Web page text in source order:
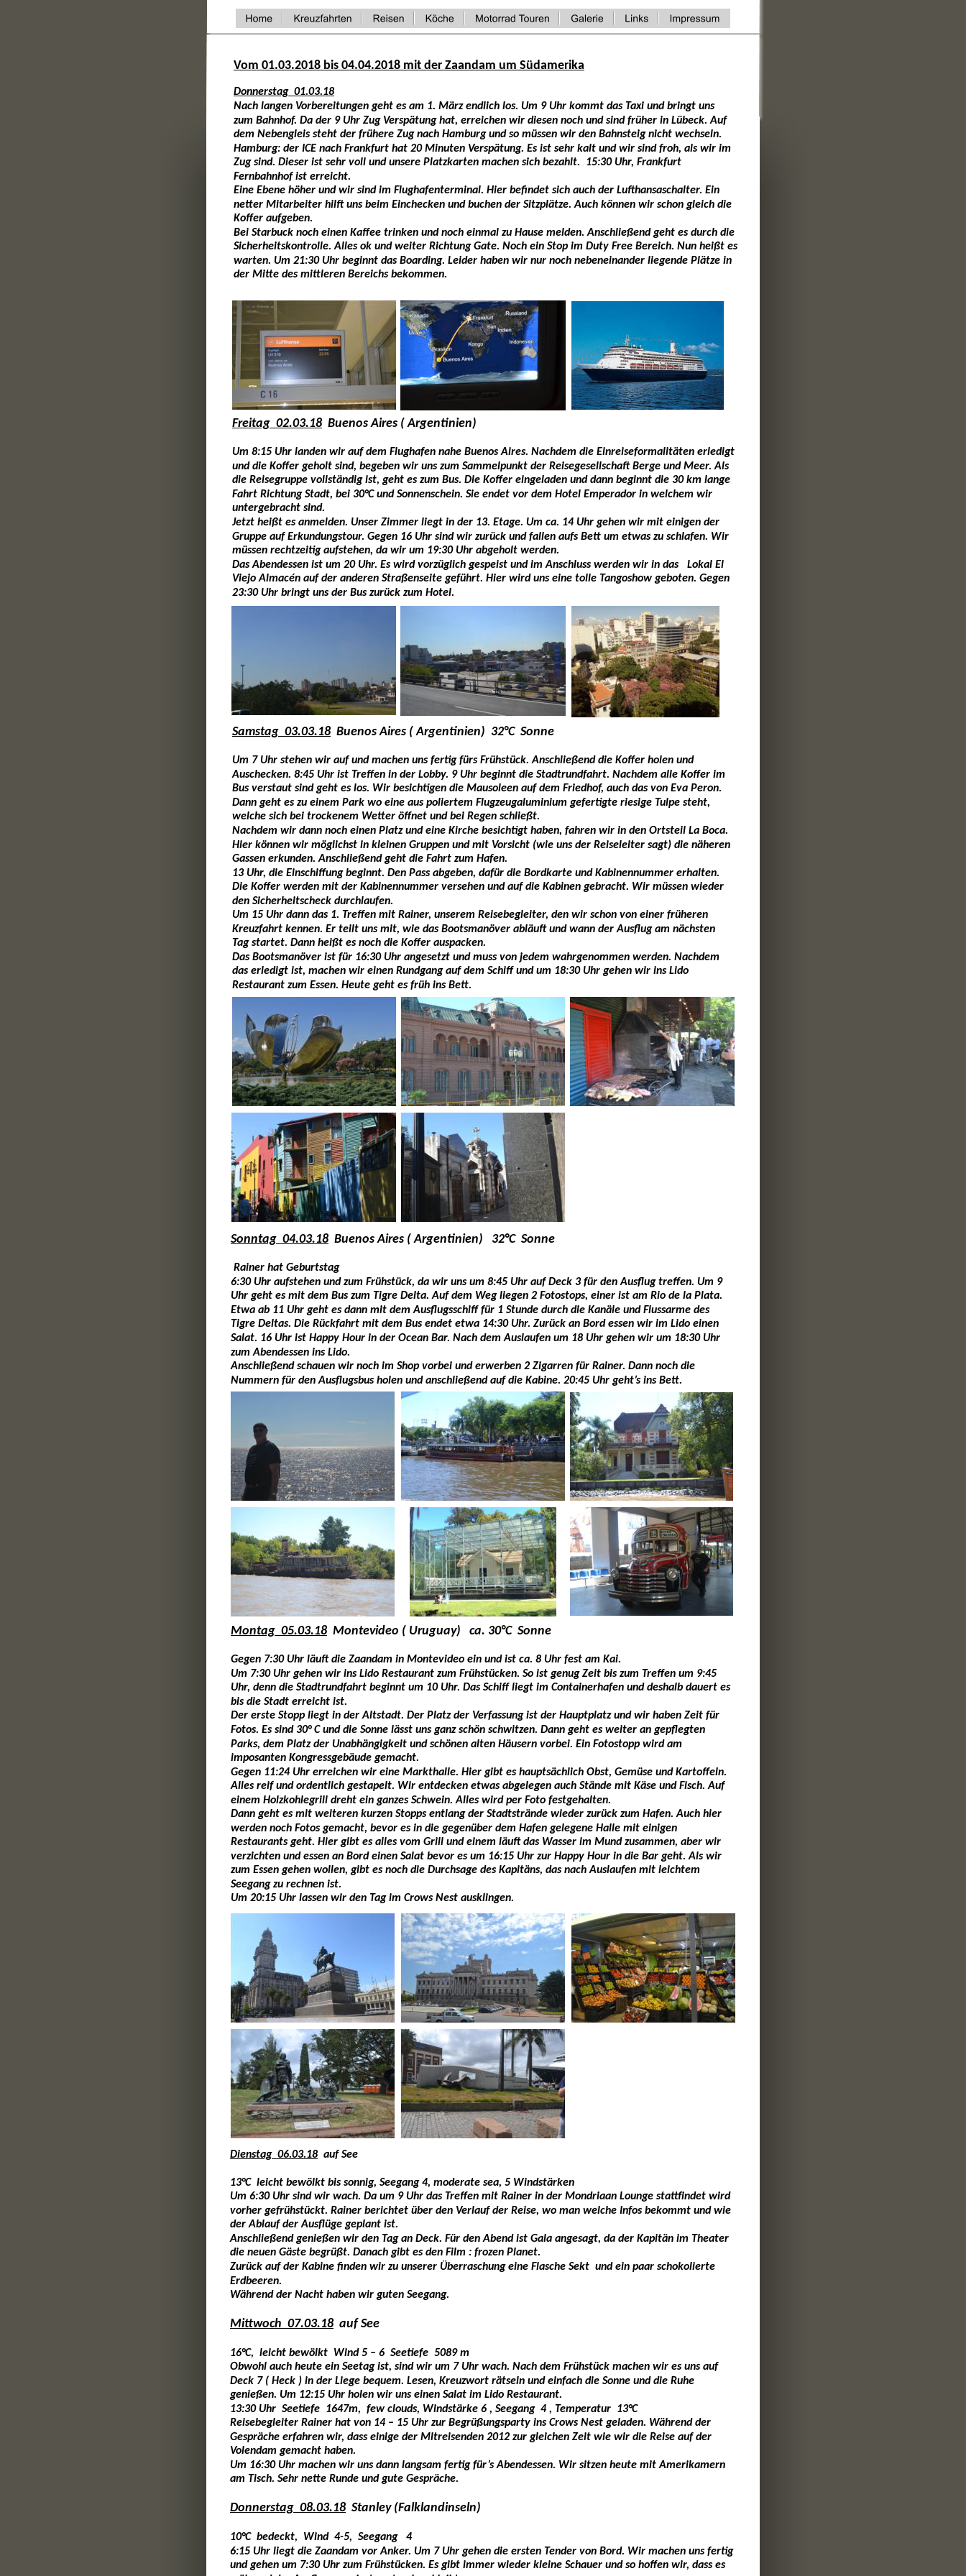
Vom 01.03.2018 bis 04.04.2018 mit der Zaandam um Südamerika
Donnerstag  01.03.18
Nach langen Vorbereitungen geht es am 1. März endlich los. Um 9 Uhr kommt das Taxi und bringt uns
zum Bahnhof. Da der 9 Uhr Zug Verspätung hat, erreichen wir diesen noch und sind früher in Lübeck. Auf
dem Nebengleis steht der frühere Zug nach Hamburg und so müssen wir den Bahnsteig nicht wechseln.
Hamburg: der ICE nach Frankfurt hat 20 Minuten Verspätung. Es ist sehr kalt und wir sind froh, als wir im
Zug sind. Dieser ist sehr voll und unsere Platzkarten machen sich bezahlt.  15:30 Uhr, Frankfurt
Fernbahnhof ist erreicht.
Eine Ebene höher und wir sind im Flughafenterminal. Hier befindet sich auch der Lufthansaschalter. Ein
netter Mitarbeiter hilft uns beim Einchecken und buchen der Sitzplätze. Auch können wir schon gleich die
Koffer aufgeben.
Bei Starbuck noch einen Kaffee trinken und noch einmal zu Hause melden. Anschließend geht es durch die
Sicherheitskontrolle. Alles ok und weiter Richtung Gate. Noch ein Stop im Duty Free Bereich. Nun heißt es
warten. Um 21:30 Uhr beginnt das Boarding. Leider haben wir nur noch nebeneinander liegende Plätze in
der Mitte des mittleren Bereichs bekommen.
Freitag  02.03.18 Buenos Aires ( Argentinien)
Um 8:15 Uhr landen wir auf dem Flughafen nahe Buenos Aires. Nachdem die Einreiseformalitäten erledigt
und die Koffer geholt sind, begeben wir uns zum Sammelpunkt der Reisegesellschaft Berge und Meer. Als
die Reisegruppe vollständig ist, geht es zum Bus. Die Koffer eingeladen und dann beginnt die 30 km lange
Fahrt Richtung Stadt, bei 30°C und Sonnenschein. Sie endet vor dem Hotel Emperador in welchem wir
untergebracht sind.
Jetzt heißt es anmelden. Unser Zimmer liegt in der 13. Etage. Um ca. 14 Uhr gehen wir mit einigen der
Gruppe auf Erkundungstour. Gegen 16 Uhr sind wir zurück und fallen aufs Bett um etwas zu schlafen. Wir
müssen rechtzeitig aufstehen, da wir um 19:30 Uhr abgeholt werden.
Das Abendessen ist um 20 Uhr. Es wird vorzüglich gespeist und im Anschluss werden wir in das   Lokal El
Viejo Almacén auf der anderen Straßenseite geführt. Hier wird uns eine tolle Tangoshow geboten. Gegen
23:30 Uhr bringt uns der Bus zurück zum Hotel.
Samstag  03.03.18 Buenos Aires ( Argentinien)  32°C  Sonne
Um 7 Uhr stehen wir auf und machen uns fertig fürs Frühstück. Anschließend die Koffer holen und
Auschecken. 8:45 Uhr ist Treffen in der Lobby. 9 Uhr beginnt die Stadtrundfahrt. Nachdem alle Koffer im
Bus verstaut sind geht es los. Wir besichtigen die Mausoleen auf dem Friedhof, auch das von Eva Peron.
Dann geht es zu einem Park wo eine aus poliertem Flugzeugaluminium gefertigte riesige Tulpe steht,
welche sich bei trockenem Wetter öffnet und bei Regen schließt.
Nachdem wir dann noch einen Platz und eine Kirche besichtigt haben, fahren wir in den Ortsteil La Boca.
Hier können wir möglichst in kleinen Gruppen und mit Vorsicht (wie uns der Reiseleiter sagt) die näheren
Gassen erkunden. Anschließend geht die Fahrt zum Hafen.
13 Uhr, die Einschiffung beginnt. Den Pass abgeben, dafür die Bordkarte und Kabinennummer erhalten.
Die Koffer werden mit der Kabinennummer versehen und auf die Kabinen gebracht. Wir müssen wieder
den Sicherheitscheck durchlaufen.
Um 15 Uhr dann das 1. Treffen mit Rainer, unserem Reisebegleiter, den wir schon von einer früheren
Kreuzfahrt kennen. Er teilt uns mit, wie das Bootsmanöver abläuft und wann der Ausflug am nächsten
Tag startet. Dann heißt es noch die Koffer auspacken.
Das Bootsmanöver ist für 16:30 Uhr angesetzt und muss von jedem wahrgenommen werden. Nachdem
das erledigt ist, machen wir einen Rundgang auf dem Schiff und um 18:30 Uhr gehen wir ins Lido
Restaurant zum Essen. Heute geht es früh ins Bett.
Sonntag  04.03.18 Buenos Aires ( Argentinien)   32°C  Sonne
Rainer hat Geburtstag
6:30 Uhr aufstehen und zum Frühstück, da wir uns um 8:45 Uhr auf Deck 3 für den Ausflug treffen. Um 9
Uhr geht es mit dem Bus zum Tigre Delta. Auf dem Weg liegen 2 Fotostops, einer ist am Rio de la Plata.
Etwa ab 11 Uhr geht es dann mit dem Ausflugsschiff für 1 Stunde durch die Kanäle und Flussarme des
Tigre Deltas. Die Rückfahrt mit dem Bus endet etwa 14:30 Uhr. Zurück an Bord essen wir im Lido einen
Salat. 16 Uhr ist Happy Hour in der Ocean Bar. Nach dem Auslaufen um 18 Uhr gehen wir um 18:30 Uhr
zum Abendessen ins Lido.
Anschließend schauen wir noch im Shop vorbei und erwerben 2 Zigarren für Rainer. Dann noch die
Nummern für den Ausflugsbus holen und anschließend auf die Kabine. 20:45 Uhr geht’s ins Bett.
Montag  05.03.18 Montevideo ( Uruguay)   ca. 30°C  Sonne
Gegen 7:30 Uhr läuft die Zaandam in Montevideo ein und ist ca. 8 Uhr fest am Kai.
Um 7:30 Uhr gehen wir ins Lido Restaurant zum Frühstücken. So ist genug Zeit bis zum Treffen um 9:45
Uhr, denn die Stadtrundfahrt beginnt um 10 Uhr. Das Schiff liegt im Containerhafen und deshalb dauert es
bis die Stadt erreicht ist.
Der erste Stopp liegt in der Altstadt. Der Platz der Verfassung ist der Hauptplatz und wir haben Zeit für
Fotos. Es sind 30° C und die Sonne lässt uns ganz schön schwitzen. Dann geht es weiter an gepflegten
Parks, dem Platz der Unabhängigkeit und schönen alten Häusern vorbei. Ein Fotostopp wird am
imposanten Kongressgebäude gemacht.
Gegen 11:24 Uhr erreichen wir eine Markthalle. Hier gibt es hauptsächlich Obst, Gemüse und Kartoffeln.
Alles reif und ordentlich gestapelt. Wir entdecken etwas abgelegen auch Stände mit Käse und Fisch. Auf
einem Holzkohlegrill dreht ein ganzes Schwein. Alles wird per Foto festgehalten.
Dann geht es mit weiteren kurzen Stopps entlang der Stadtstrände wieder zurück zum Hafen. Auch hier
werden noch Fotos gemacht, bevor es in die gegenüber dem Hafen gelegene Halle mit einigen
Restaurants geht. Hier gibt es alles vom Grill und einem läuft das Wasser im Mund zusammen, aber wir
verzichten und essen an Bord einen Salat bevor es um 16:15 Uhr zur Happy Hour in die Bar geht. Als wir
zum Essen gehen wollen, gibt es noch die Durchsage des Kapitäns, das nach Auslaufen mit leichtem
Seegang zu rechnen ist.
Um 20:15 Uhr lassen wir den Tag im Crows Nest ausklingen.
Dienstag  06.03.18 auf See
13°C  leicht bewölkt bis sonnig, Seegang 4, moderate sea, 5 Windstärken
Um 6:30 Uhr sind wir wach. Da um 9 Uhr das Treffen mit Rainer in der Mondriaan Lounge stattfindet wird
vorher gefrühstückt. Rainer berichtet über den Verlauf der Reise, wo man welche Infos bekommt und wie
der Ablauf der Ausflüge geplant ist.
Anschließend genießen wir den Tag an Deck. Für den Abend ist Gala angesagt, da der Kapitän im Theater
die neuen Gäste begrüßt. Danach gibt es den Film : frozen Planet.
Zurück auf der Kabine finden wir zu unserer Überraschung eine Flasche Sekt  und ein paar schokolierte
Erdbeeren.
Während der Nacht haben wir guten Seegang.
Mittwoch  07.03.18 auf See
16°C,  leicht bewölkt  Wind 5 – 6  Seetiefe  5089 m
Obwohl auch heute ein Seetag ist, sind wir um 7 Uhr wach. Nach dem Frühstück machen wir es uns auf
Deck 7 ( Heck ) in der Liege bequem. Lesen, Kreuzwort rätseln und einfach die Sonne und die Ruhe
genießen. Um 12:15 Uhr holen wir uns einen Salat im Lido Restaurant.
13:30 Uhr  Seetiefe  1647m,  few clouds, Windstärke 6 , Seegang  4 , Temperatur  13°C
Reisebegleiter Rainer hat von 14 – 15 Uhr zur Begrüßungsparty ins Crows Nest geladen. Während der
Gespräche erfahren wir, dass einige der Mitreisenden 2012 zur gleichen Zeit wie wir die Reise auf der
Volendam gemacht haben.
Um 16:30 Uhr machen wir uns dann langsam fertig für’s Abendessen. Wir sitzen heute mit Amerikamern
am Tisch. Sehr nette Runde und gute Gespräche.
Donnerstag  08.03.18 Stanley (Falklandinseln)
10°C  bedeckt,  Wind  4-5,  Seegang   4
6:15 Uhr liegt die Zaandam vor Anker. Um 7 Uhr gehen die ersten Tender von Bord. Wir machen uns fertig
und gehen um 7:30 Uhr zum Frühstücken. Es gibt immer wieder kleine Schauer und so hoffen wir, dass es